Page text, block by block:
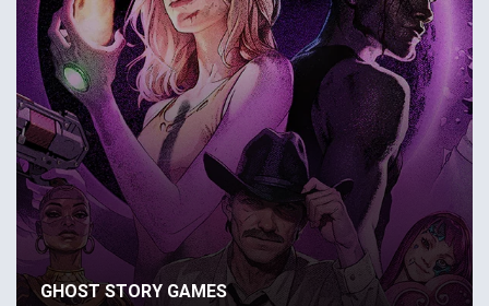
GHOST STORY GAMES